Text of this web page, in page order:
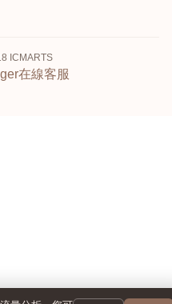
ICMARTS
在線客服